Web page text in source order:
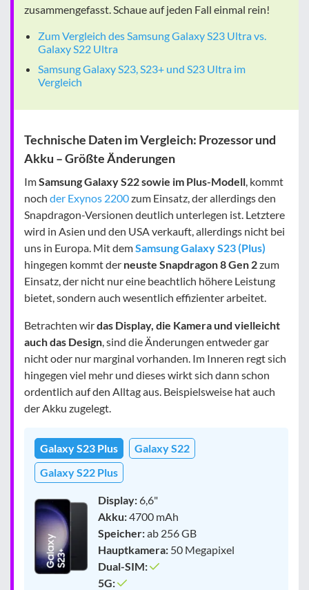
zusammengefasst. Schaue auf jeden Fall einmal rein!
Zum Vergleich des Samsung Galaxy S23 Ultra vs.
Galaxy S22 Ultra
Samsung Galaxy S23, S23+ und S23 Ultra im
Vergleich
Technische Daten im Vergleich: Prozessor und
Akku – Größte Änderungen
ImSamsung Galaxy S22 sowie im Plus-Modell, kommt
noch der Exynos 2200zum Einsatz, der allerdings den
Snapdragon-Versionen deutlich unterlegen ist. Letztere
wird in Asien und den USA verkauft, allerdings nicht bei
uns in Europa. Mit demSamsung Galaxy S23 (Plus)
hingegen kommt der neuste Snapdragon 8 Gen 2zum
Einsatz, der nicht nur eine beachtlich höhere Leistung
bietet, sondern auch wesentlich effizienter arbeitet.
Betrachten wirdas Display, die Kamera und vielleicht
auch das Design, sind die Änderungen entweder gar
nicht oder nur marginal vorhanden. Im Inneren regt sich
hingegen viel mehr und dieses wirkt sich dann schon
ordentlich auf den Alltag aus. Beispielsweise hat auch
der Akku zugelegt.
Galaxy S23 Plus
Galaxy S22
Galaxy S22 Plus
Display:6,6"
Akku:4700 mAh
Speicher:ab 256 GB
Hauptkamera: 50 Megapixel
Dual-SIM:
5G: